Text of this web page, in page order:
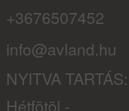
+3676507452
info@avland.hu
NYITVA TARTÁS:
Hétfõtõl -